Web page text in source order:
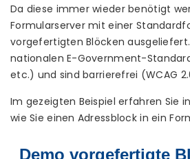
Da diese immer wieder benötigt
Formularserver mit einer
vorgefertigten Blöcken
nationalen E-Government-
etc.) und sind barrierefrei (WCAG
Im gezeigten Beispiel erfahren Sie
wie Sie einen Adressblock in ein